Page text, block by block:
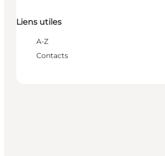
Liens utiles
A-Z
Contacts